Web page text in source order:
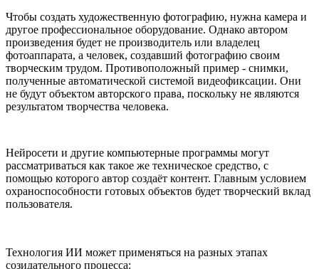
Чтобы создать художественную фотографию, нужна камера и
другое профессиональное оборудование. Однако автором
произведения будет не производитель или владелец
фотоаппарата, а человек, создавший фотографию своим
творческим трудом. Противоположный пример - снимки,
полученные автоматической системой видеофиксации. Они
не будут объектом авторского права, поскольку не являются
результатом творчества человека.
Нейросети и другие компьютерные программы могут
рассматриваться как такое же техническое средство, с
помощью которого автор создаёт контент. Главным условием
охраноспособности готовых объектов будет творческий вклад
пользователя.
Технология ИИ может применяться на разных этапах
созидательного процесса: